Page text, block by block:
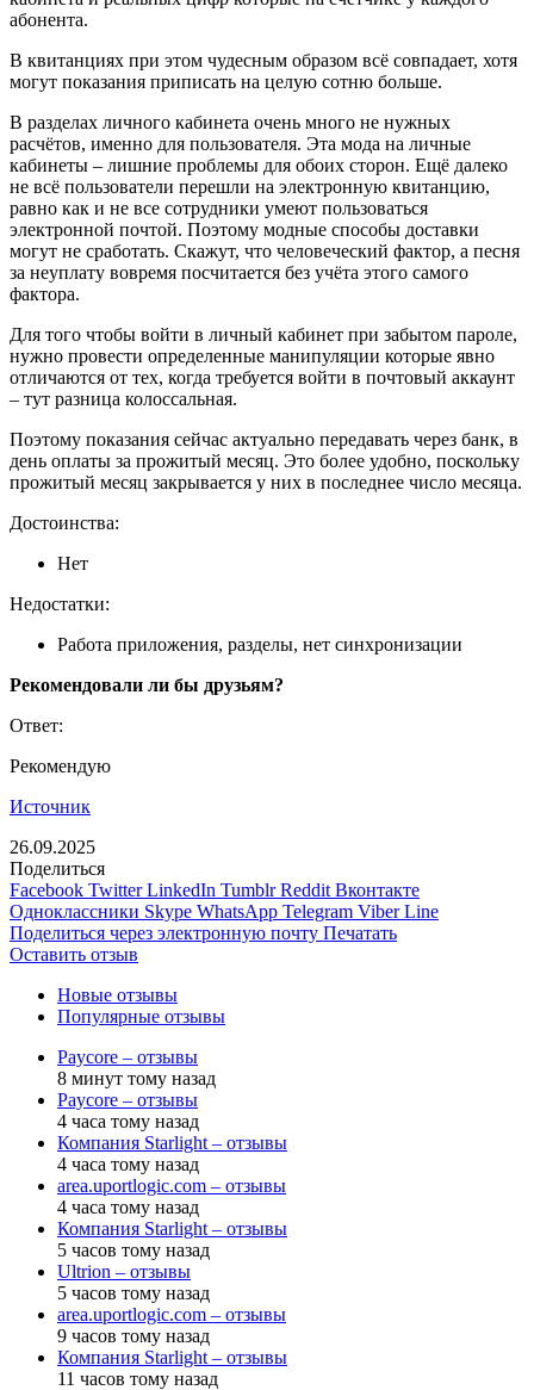
абонента.
В квитанциях при этом чудесным образом всё совпадает, хотя
могут показания приписать на целую сотню больше.
В разделах личного кабинета очень много не нужных
расчётов, именно для пользователя. Эта мода на личные
кабинеты – лишние проблемы для обоих сторон. Ещё далеко
не всё пользователи перешли на электронную квитанцию,
равно как и не все сотрудники умеют пользоваться
электронной почтой. Поэтому модные способы доставки
могут не сработать. Скажут, что человеческий фактор, а песня
за неуплату вовремя посчитается без учёта этого самого
фактора.
Для того чтобы войти в личный кабинет при забытом пароле,
нужно провести определенные манипуляции которые явно
отличаются от тех, когда требуется войти в почтовый аккаунт
– тут разница колоссальная.
Поэтому показания сейчас актуально передавать через банк, в
день оплаты за прожитый месяц. Это более удобно, поскольку
прожитый месяц закрывается у них в последнее число месяца.
Достоинства:
Нет
Недостатки:
Работа приложения, разделы, нет синхронизации
Рекомендовали ли бы друзьям?
Ответ:
Рекомендую
Источник
26.09.2025
Поделиться
Facebook Twitter LinkedIn Tumblr Reddit Вконтакте
Одноклассники Skype WhatsApp Telegram Viber Line
Поделиться через электронную почту Печатать
Оставить отзыв
Новые отзывы
Популярные отзывы
Paycore – отзывы
8 минут тому назад
Paycore – отзывы
4 часа тому назад
Компания Starlight – отзывы
4 часа тому назад
area.uportlogic.com – отзывы
4 часа тому назад
Компания Starlight – отзывы
5 часов тому назад
Ultrion – отзывы
5 часов тому назад
area.uportlogic.com – отзывы
9 часов тому назад
Компания Starlight – отзывы
11 часов тому назад